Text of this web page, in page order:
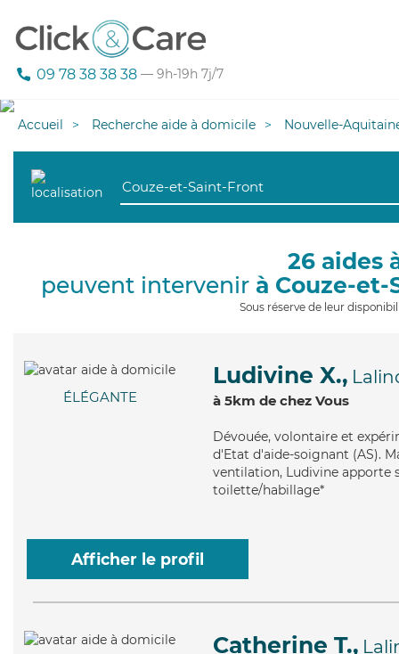
09 78 38 38 38 — 9h-19h 7j/7
Accueil Recherche aide à domicile Nouvelle-
26 aides
peuvent intervenir à Couze-
Sous réserve de leur
ÉLÉGANTE
Ludivine X.,
à 5km de chez Vous
Dévouée, volontaire et
d'Etat d'aide-soignant (AS).
ventilation, Ludivine apporte
toilette/habillage*
Afficher le profil
Catherine T.,